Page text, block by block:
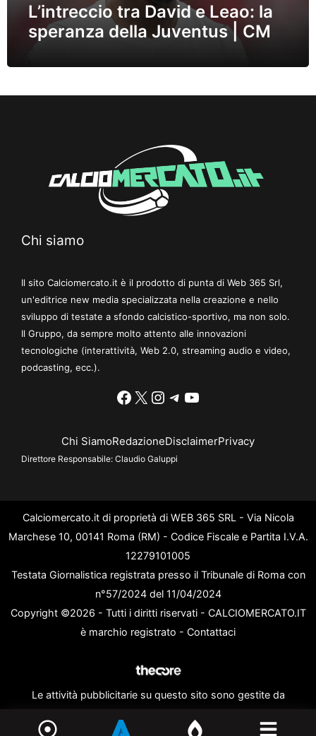
L’intreccio tra David e Leao: la
speranza della Juventus | CM
Chi siamo
Il sito Calciomercato.it è il prodotto di punta di Web 365 Srl,
un'editrice new media specializzata nella creazione e nello
sviluppo di testate a sfondo calcistico-sportivo, ma non solo.
Il Gruppo, da sempre molto attento alle innovazioni
tecnologiche (interattività, Web 2.0, streaming audio e video,
podcasting, ecc.).
Facebook
X Instagram
Telegram
YouTube
Chi SiamoRedazioneDisclaimerPrivacy
Direttore Responsabile: Claudio Galuppi
Calciomercato.it di proprietà di WEB 365 SRL - Via Nicola
Marchese 10, 00141 Roma (RM) - Codice Fiscale e Partita I.V.A.
12279101005
Testata Giornalistica registrata presso il Tribunale di Roma con
n°57/2024 del 11/04/2024
Copyright ©2026 - Tutti i diritti riservati - CALCIOMERCATO.IT
è marchio registrato - Contattaci
Le attività pubblicitarie su questo sito sono gestite da